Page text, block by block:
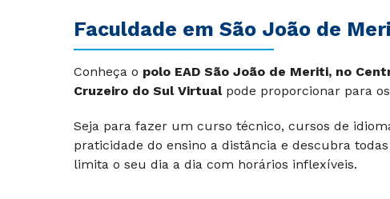
Faculdade em São João de
Conheça o polo EAD São João de Meriti, no
Cruzeiro do Sul Virtualpode proporcionar para
Seja para fazer um curso técnico, cursos de
praticidade do ensino a distância e descubra
limita o seu dia a dia com horários inflexíveis.